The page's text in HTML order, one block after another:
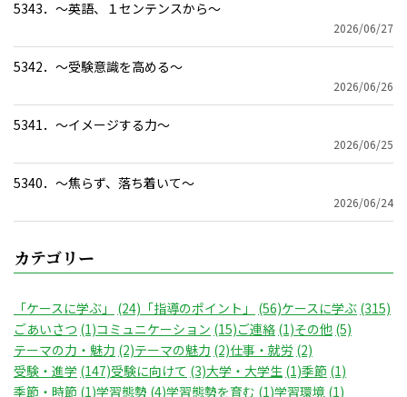
5343．～英語、１センテンスから〜
2026/06/27
5342．～受験意識を高める〜
2026/06/26
5341．～イメージする力〜
2026/06/25
5340．～焦らず、落ち着いて〜
2026/06/24
カテゴリー
「ケースに学ぶ」 (24) 「指導のポイント」 (56)ケースに学ぶ (315)
ごあいさつ (1)コミュニケーション (15)ご連絡 (1)その他 (5)
テーマの力・魅力 (2)テーマの魅力 (2)仕事・就労 (2)
受験・進学 (147)受験に向けて (3)大学・大学生 (1)季節 (1)
季節・時節 (1)学習態勢 (4)学習態勢を育む (1)学習環境 (1)